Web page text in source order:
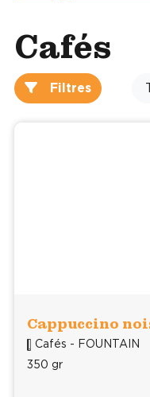
Cafés
Filtres
Cappuccino
Cafés - FOUNTAIN
350 gr